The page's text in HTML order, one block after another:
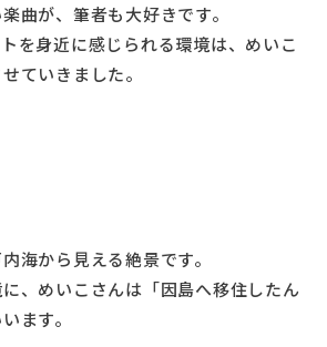
曲が、筆者も大好きです。
を身近に感じられる環境は、めいこ
ていきました。
海から見える絶景です。
、めいこさんは「因島へ移住したん
ます。